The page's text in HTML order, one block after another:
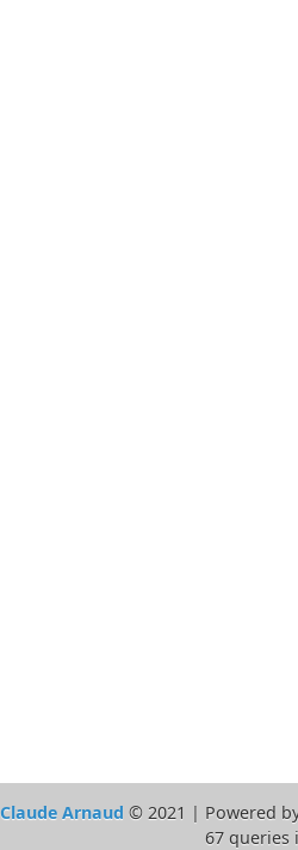
Claude Arnaud © 2021 | Powered
67 queries